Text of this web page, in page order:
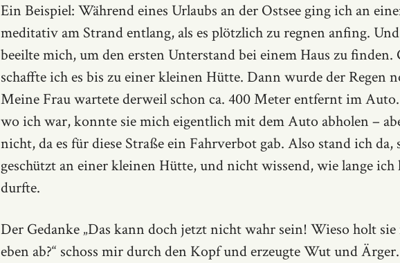
Ein Beispiel: Während eines Urlaubs an der Ostsee ging ich an
meditativ am Strand entlang, als es plötzlich zu regnen anfing.
beeilte mich, um den ersten Unterstand bei einem Haus zu finden.
schaffte ich es bis zu einer kleinen Hütte. Dann wurde der Regen
Meine Frau wartete derweil schon ca. 400 Meter entfernt im
wo ich war, konnte sie mich eigentlich mit dem Auto abholen –
nicht, da es für diese Straße ein Fahrverbot gab. Also stand ich da,
geschützt an einer kleinen Hütte, und nicht wissend, wie lange
durfte.
Der Gedanke „Das kann doch jetzt nicht wahr sein! Wieso holt
eben ab?“ schoss mir durch den Kopf und erzeugte Wut und